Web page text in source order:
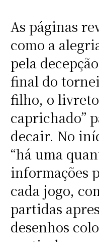
As páginas
como a
pela
final do
filho, o livreto
caprichado”
decair. No
“há uma
informações
cada jogo,
partidas
desenhos